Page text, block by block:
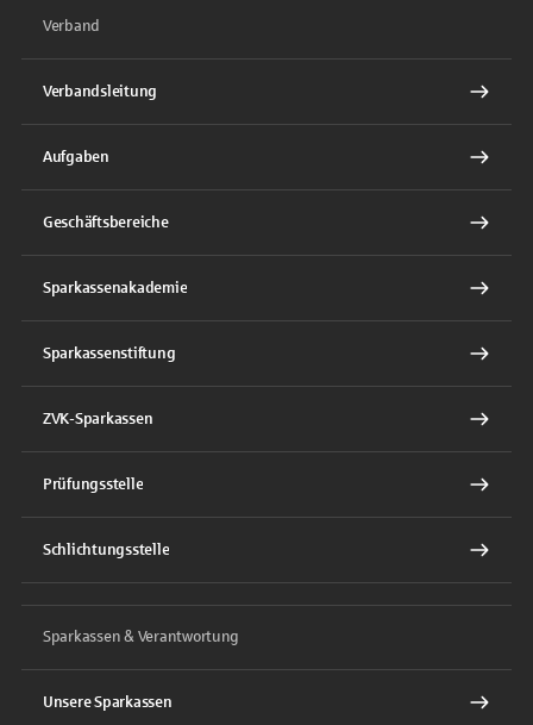
Verband
Verbandsleitung
Aufgaben
Geschäftsbereiche
Sparkassenakademie
Sparkassenstiftung
ZVK-Sparkassen
Prüfungsstelle
Schlichtungsstelle
Sparkassen & Verantwortung
Unsere Sparkassen